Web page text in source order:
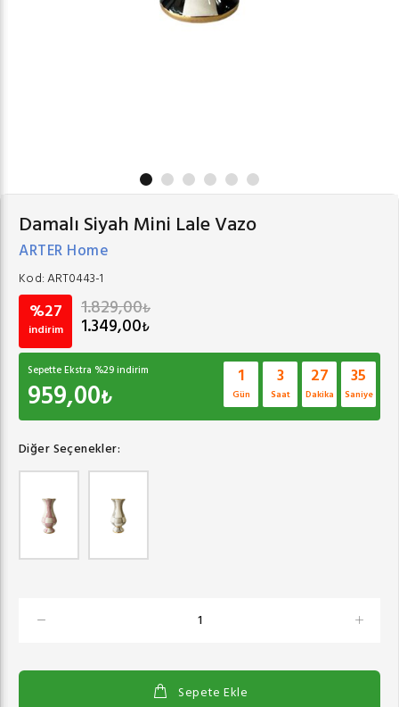
Damalı Siyah Mini Lale Vazo
ARTER Home
Kod:ART0443-1
%27
indirim
1.829,00₺
1.349,00₺
Sepette Ekstra %29indirim
959,00₺
1
Gün
3
Saat
27
Dakika
35
Saniye
Diğer Seçenekler:
Sepete Ekle